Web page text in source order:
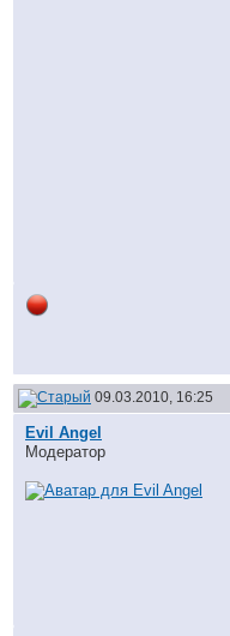
09.03.2010, 16:25
Evil Angel
Модератор